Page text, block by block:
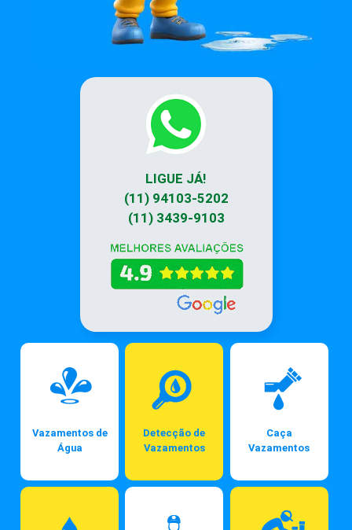
LIGUE JÁ!
(11) 94103-5202
(11) 3439-9103
Vazamentos de
Água
Detecção de
Vazamentos
Caça
Vazamentos